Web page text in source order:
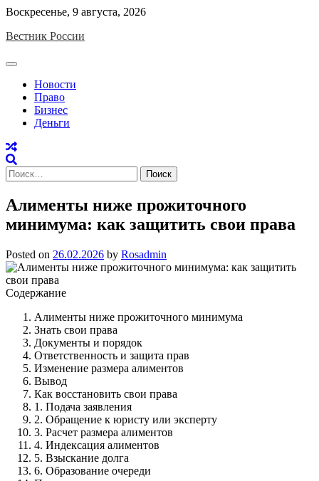
Skip
content
Воскресенье, 9 августа, 2026
Вестник России
Новости
Право
Бизнес
Деньги
Найти:
Алименты ниже прожиточного
минимума: как защитить свои права
Posted on 26.02.2026 by Rosadmin
Содержание
Алименты ниже прожиточного минимума
Знать свои права
Документы и порядок
Ответственность и защита прав
Изменение размера алиментов
Вывод
Как восстановить свои права
1. Подача заявления
2. Обращение к юристу или эксперту
3. Расчет размера алиментов
4. Индексация алиментов
5. Взыскание долга
6. Образование очереди